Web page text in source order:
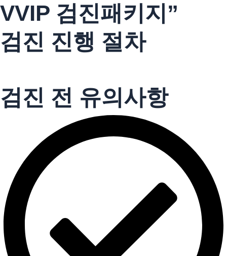
VVIP 검진패키지”
검진 진행 절차
검진 전 유의사항